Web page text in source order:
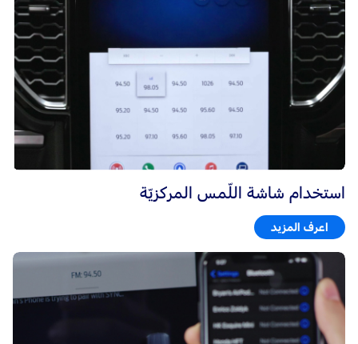
استخدام شاشة اللّمس المركزيّة
اعرف المزيد